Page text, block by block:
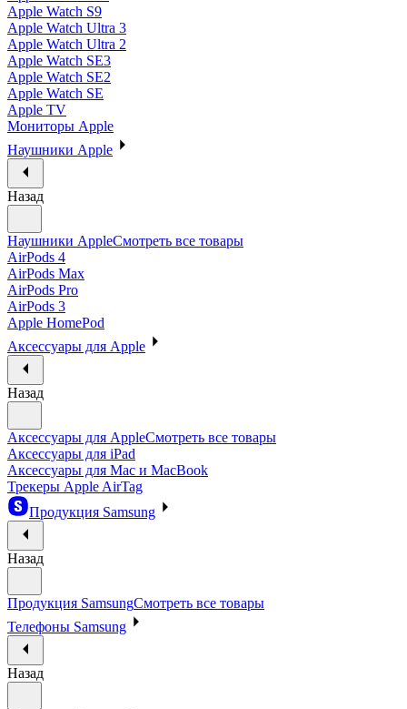
Apple Watch S9
Apple Watch Ultra 3
Apple Watch Ultra 2
Apple Watch SE3
Apple Watch SE2
Apple Watch SE
Apple TV
Мониторы Apple
Наушники Apple
Назад
Наушники AppleСмотреть все товары
AirPods 4
AirPods Max
AirPods Pro
AirPods 3
Apple HomePod
Аксессуары для Apple
Назад
Аксессуары для AppleСмотреть все товары
Аксессуары для iPad
Аксессуары для Mac и MacBook
Трекеры Apple AirTag
Продукция Samsung
Назад
Продукция SamsungСмотреть все товары
Телефоны Samsung
Назад